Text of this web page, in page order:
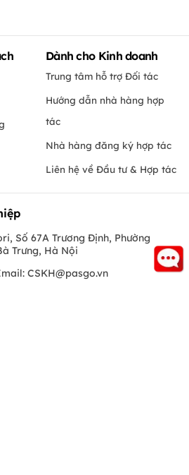
Dành cho Kinh doanh
Trung tâm hỗ trợ Đối tác
Hướng dẫn nhà hàng hợp
tác
Nhà hàng đăng ký hợp tác
Liên hệ về Đầu tư & Hợp tác
Số 67A Trương Định, Phường
Trưng, Hà Nội
CSKH@pasgo.vn